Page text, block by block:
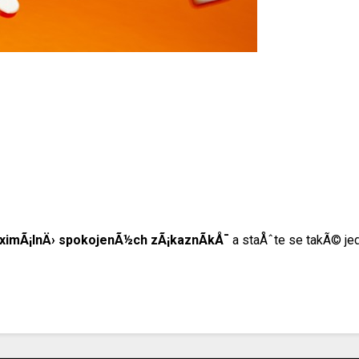
spokojenÃ½ch zÃ¡kaznÃ­kÅ¯ a staÅˆte se takÃ©